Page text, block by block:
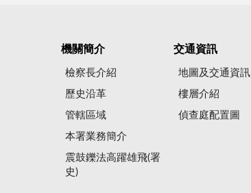
機關簡介
檢察長介紹
歷史沿革
管轄區域
本署業務簡介
震鼓鑠法高躍雄飛(署
史)
交通資訊
地圖及交通資訊
樓層介紹
偵查庭配置圖